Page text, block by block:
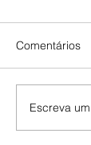
Comentários
Escreva